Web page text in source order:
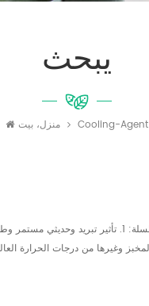
يبحث
منزل، بيت Cooling-Agent